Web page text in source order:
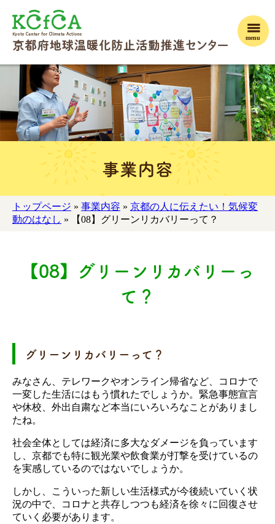
menu
事業内容
トップページ » 事業内容 » 京都の人に伝えたい！気候変
動のはなし » 【08】グリーンリカバリーって？
【08】グリーンリカバリーっ
て？
グリーンリカバリーって？
みなさん、テレワークやオンライン帰省など、コロナで
一変した生活にはもう慣れたでしょうか。緊急事態宣言
や休校、外出自粛など本当にいろいろなことがありまし
たね。
社会全体としては経済に多大なダメージを負っています
し、京都でも特に観光業や飲食業が打撃を受けているの
を実感しているのではないでしょうか。
しかし、こういった新しい生活様式が今後続いていく状
況の中で、コロナと共存しつつも経済を徐々に回復させ
ていく必要があります。